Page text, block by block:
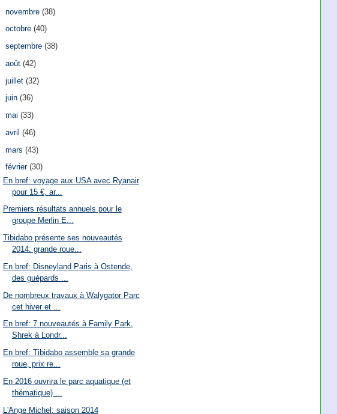
novembre (38)
octobre (40)
septembre (38)
août (42)
juillet (32)
juin (36)
mai (33)
avril (46)
mars (43)
février (30)
En bref: voyage aux USA avec Ryanair
pour 15 €, ar...
Premiers résultats annuels pour le
groupe Merlin E...
Tibidabo présente ses nouveautés
2014: grande roue...
En bref: Disneyland Paris à Ostende,
des guépards ...
De nombreux travaux à Walygator Parc
cet hiver et ...
En bref: 7 nouveautés à Family Park,
Shrek à Londr...
En bref: Tibidabo assemble sa grande
roue, prix re...
En 2016 ouvrira le parc aquatique (et
thématique) ...
L'Ange Michel: saison 2014